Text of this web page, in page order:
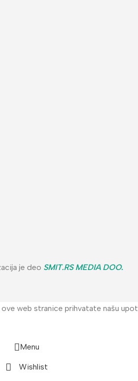
je deo SMIT.RS MEDIA DOO.
web stranice prihvatate našu
Menu
Wishlist